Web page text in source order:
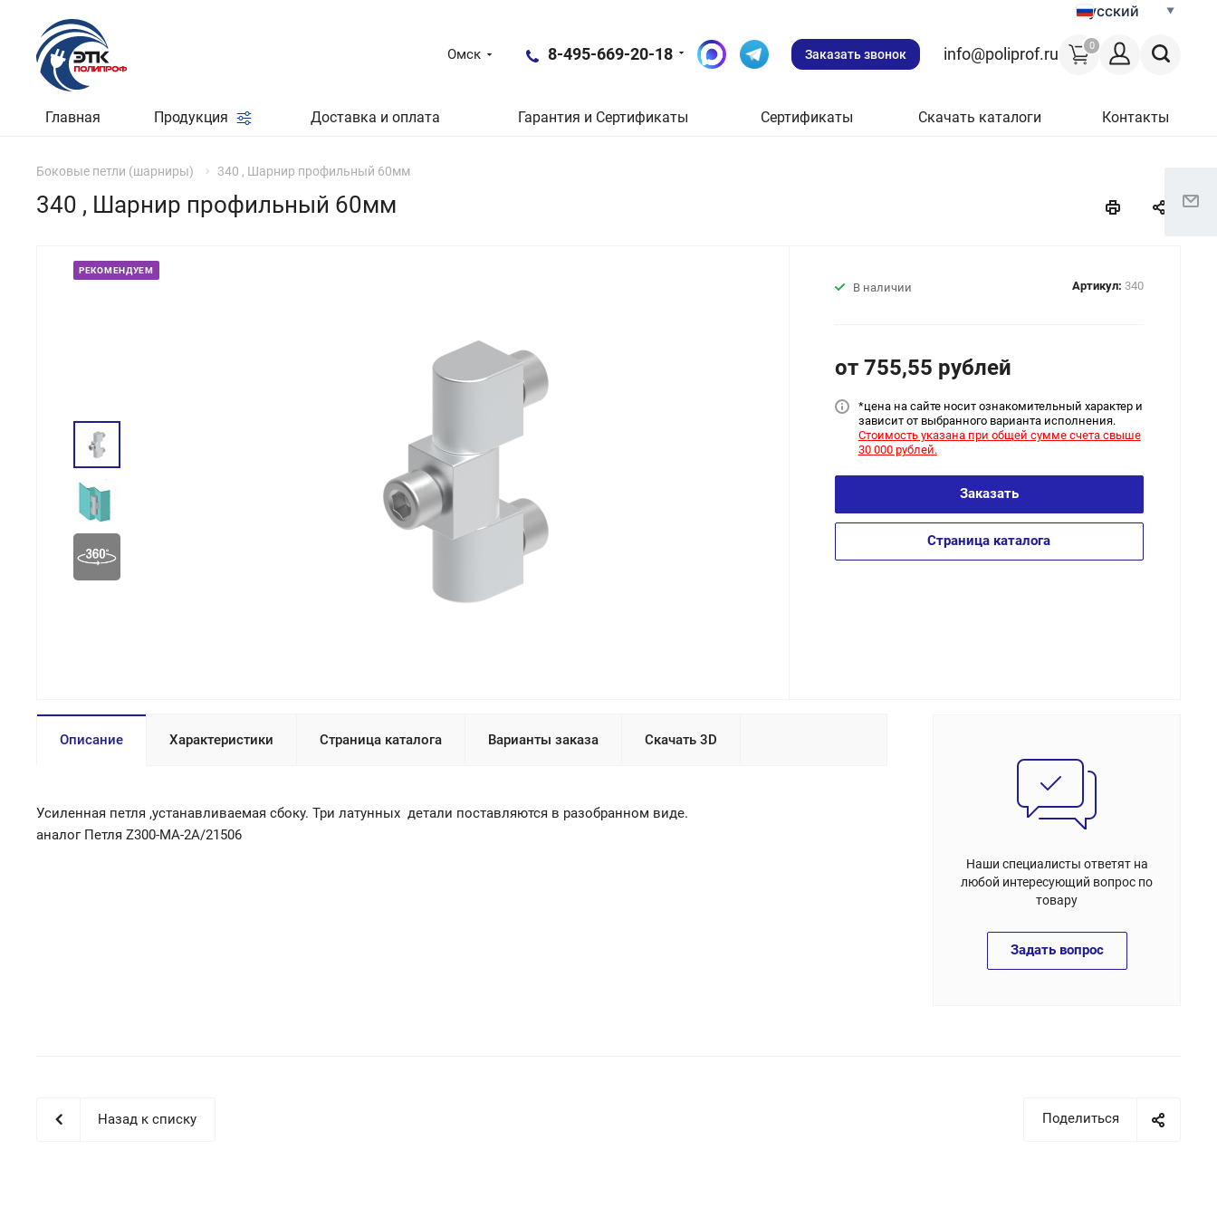
Русский
0
Омск 8-495-669-20-18 Заказать звонок info@poliprof.ru
Главная Продукция Доставка и оплата Гарантия и Сертификаты Сертификаты Скачать каталоги Контакты
Боковые петли (шарниры) 340 , Шарнир профильный 60мм
340 , Шарнир профильный 60мм
РЕКОМЕНДУЕМ
В наличии Артикул: 340
от 755,55 рублей
*цена на сайте носит ознакомительный характер и
зависит от выбранного варианта исполнения.
Стоимость указана при общей сумме счета свыше
30 000 рублей.
Заказать
Страница каталога
Описание Характеристики Страница каталога Варианты заказа Скачать 3D
Усиленная петля ,устанавливаемая сбоку. Три латунных детали поставляются в разобранном виде.
аналог Петля Z300-MA-2A/21506
Наши специалисты ответят на
любой интересующий вопрос по
товару
Задать вопрос
Поделиться
Назад к списку